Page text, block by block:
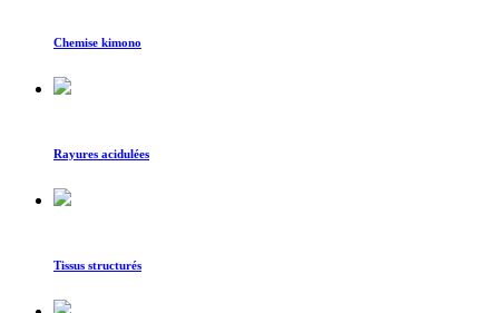
Chemise kimono
Rayures acidulées
Tissus structurés